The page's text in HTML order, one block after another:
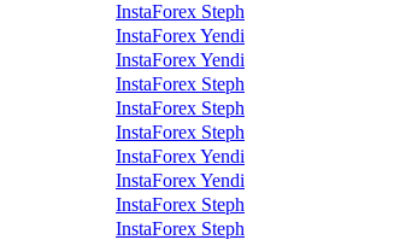
InstaForex Steph
InstaForex Yendi
InstaForex Yendi
InstaForex Steph
InstaForex Steph
InstaForex Steph
InstaForex Yendi
InstaForex Yendi
InstaForex Steph
InstaForex Steph